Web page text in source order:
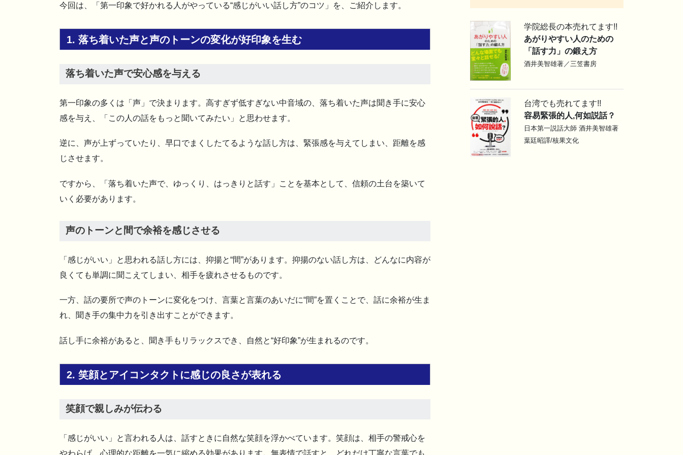
今回は、「第一印象で好かれる人がやっている“感じがいい話し方”のコツ」を、ご紹介します。
1. 落ち着いた声と声のトーンの変化が好印象を生む
落ち着いた声で安心感を与える
第一印象の多くは「声」で決まります。高すぎず低すぎない中音域の、落ち着いた声は聞き手に安心
感を与え、「この人の話をもっと聞いてみたい」と思わせます。
逆に、声が上ずっていたり、早口でまくしたてるような話し方は、緊張感を与えてしまい、距離を感
じさせます。
ですから、「落ち着いた声で、ゆっくり、はっきりと話す」ことを基本として、信頼の土台を築いて
いく必要があります。
声のトーンと間で余裕を感じさせる
「感じがいい」と思われる話し方には、抑揚と“間”があります。抑揚のない話し方は、どんなに内容が
良くても単調に聞こえてしまい、相手を疲れさせるものです。
一方、話の要所で声のトーンに変化をつけ、言葉と言葉のあいだに“間”を置くことで、話に余裕が生ま
れ、聞き手の集中力を引き出すことができます。
話し手に余裕があると、聞き手もリラックスでき、自然と“好印象”が生まれるのです。
2. 笑顔とアイコンタクトに感じの良さが表れる
笑顔で親しみが伝わる
「感じがいい」と言われる人は、話すときに自然な笑顔を浮かべています。笑顔は、相手の警戒心を
やわらげ、心理的な距離を一気に縮める効果があります。無表情で話すと、どれだけ丁寧な言葉でも
学院総長の本売れてます!!
あがりやすい人のための
「話す力」の鍛え方
酒井美智雄著／三笠書房
台湾でも売れてます!!
容易緊張的人,何如説話？
日本第一説話大師 酒井美智雄著
葉廷昭譯/核果文化